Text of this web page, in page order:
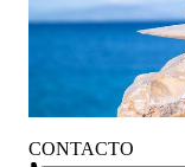
CONTACTO